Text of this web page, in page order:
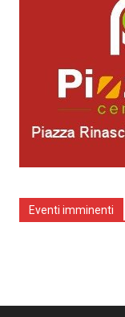
Eventi imminenti